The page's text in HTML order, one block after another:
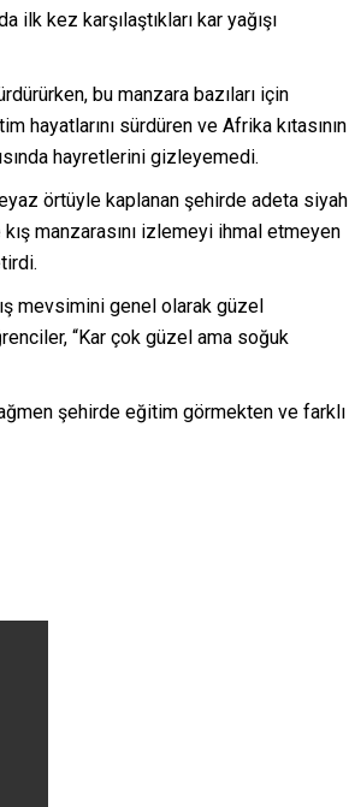
ilk kez karşılaştıkları kar yağışı
bu manzara bazıları için
hayatlarını sürdüren ve Afrika kıtasının
hayretlerini gizleyemedi.
örtüyle kaplanan şehirde adeta siyah
manzarasını izlemeyi ihmal etmeyen
mevsimini genel olarak güzel
“Kar çok güzel ama soğuk
şehirde eğitim görmekten ve farklı